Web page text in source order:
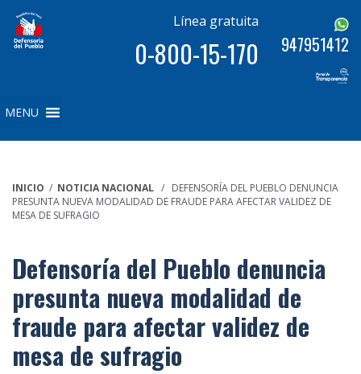
Línea gratuita
0-800-15-170 947951412
MENU
INICIO / NOTICIA NACIONAL / DEFENSORÍA DEL PUEBLO DENUNCIA
PRESUNTA NUEVA MODALIDAD DE FRAUDE PARA AFECTAR VALIDEZ DE
MESA DE SUFRAGIO
Defensoría del Pueblo denuncia
presunta nueva modalidad de
fraude para afectar validez de
mesa de sufragio